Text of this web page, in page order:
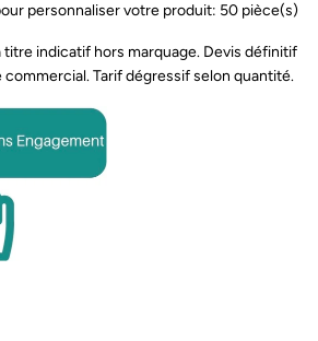
personnaliser votre produit: 50 pièce(s)
titre indicatif hors marquage. Devis définitif
Tarif dégressif selon quantité.